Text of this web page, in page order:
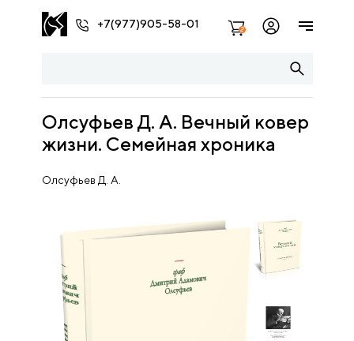
+7(977)905-58-01 2
Олсуфьев Д. А. Вечный ковер
жизни. Семейная хроника
Олсуфьев Д. А.